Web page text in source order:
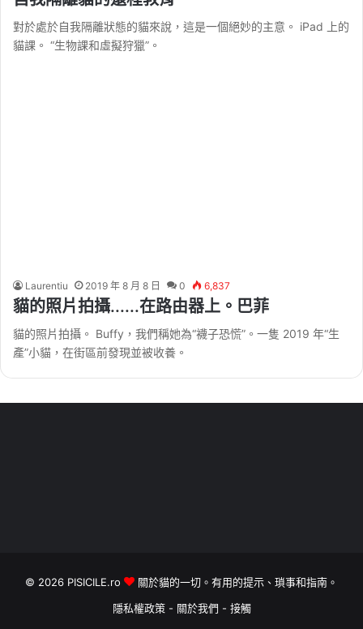
對於處於自我隔離狀態的貓來說，這是一個絕妙的主意。 iPad 上的
貓課。 “生物課和虛擬狩獵”。
Laurentiu 2019 年 8 月 8 日 0 6,837
貓的照片拍攝......在路由器上。巴菲
貓的照片拍攝。 Buffy，我們稱她為“襪子恐慌”。一隻 2019 年“生
產”小貓，在街區前發現並被收養。
© 2026 PISICILE.ro
關於貓的一切。有用的提示、瑣事和指南。
隱私權政策- 關於我們 - 接觸